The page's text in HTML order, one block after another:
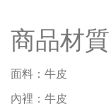
商品材質
面料：牛皮
內裡：牛皮